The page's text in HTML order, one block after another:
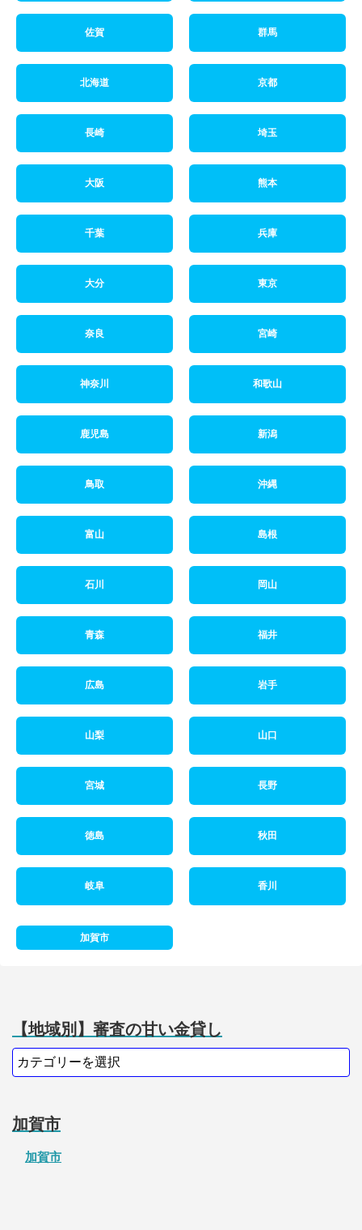
佐賀 群馬
北海道 京都
長崎 埼玉
大阪 熊本
千葉 兵庫
大分 東京
奈良 宮崎
神奈川 和歌山
鹿児島 新潟
鳥取 沖縄
富山 島根
石川 岡山
青森 福井
広島 岩手
山梨 山口
宮城 長野
徳島 秋田
岐阜 香川
加賀市
【地域別】審査の甘い金貸し
加賀市
加賀市